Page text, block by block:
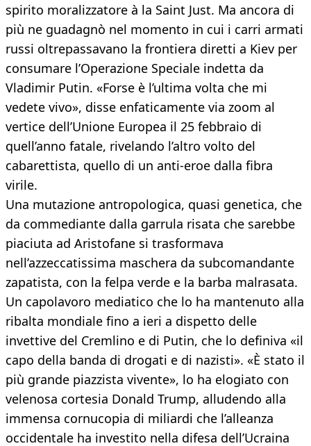
spirito moralizzatore à la Saint Just. Ma ancora di
più ne guadagnò nel momento in cui i carri armati
russi oltrepassavano la frontiera diretti a Kiev per
consumare l’Operazione Speciale indetta da
Vladimir Putin. «Forse è l’ultima volta che mi
vedete vivo», disse enfaticamente via zoom al
vertice dell’Unione Europea il 25 febbraio di
quell’anno fatale, rivelando l’altro volto del
cabarettista, quello di un anti-eroe dalla fibra
virile.
Una mutazione antropologica, quasi genetica, che
da commediante dalla garrula risata che sarebbe
piaciuta ad Aristofane si trasformava
nell’azzeccatissima maschera da subcomandante
zapatista, con la felpa verde e la barba malrasata.
Un capolavoro mediatico che lo ha mantenuto alla
ribalta mondiale fino a ieri a dispetto delle
invettive del Cremlino e di Putin, che lo definiva «il
capo della banda di drogati e di nazisti». «È stato il
più grande piazzista vivente», lo ha elogiato con
velenosa cortesia Donald Trump, alludendo alla
immensa cornucopia di miliardi che l’alleanza
occidentale ha investito nella difesa dell’Ucraina